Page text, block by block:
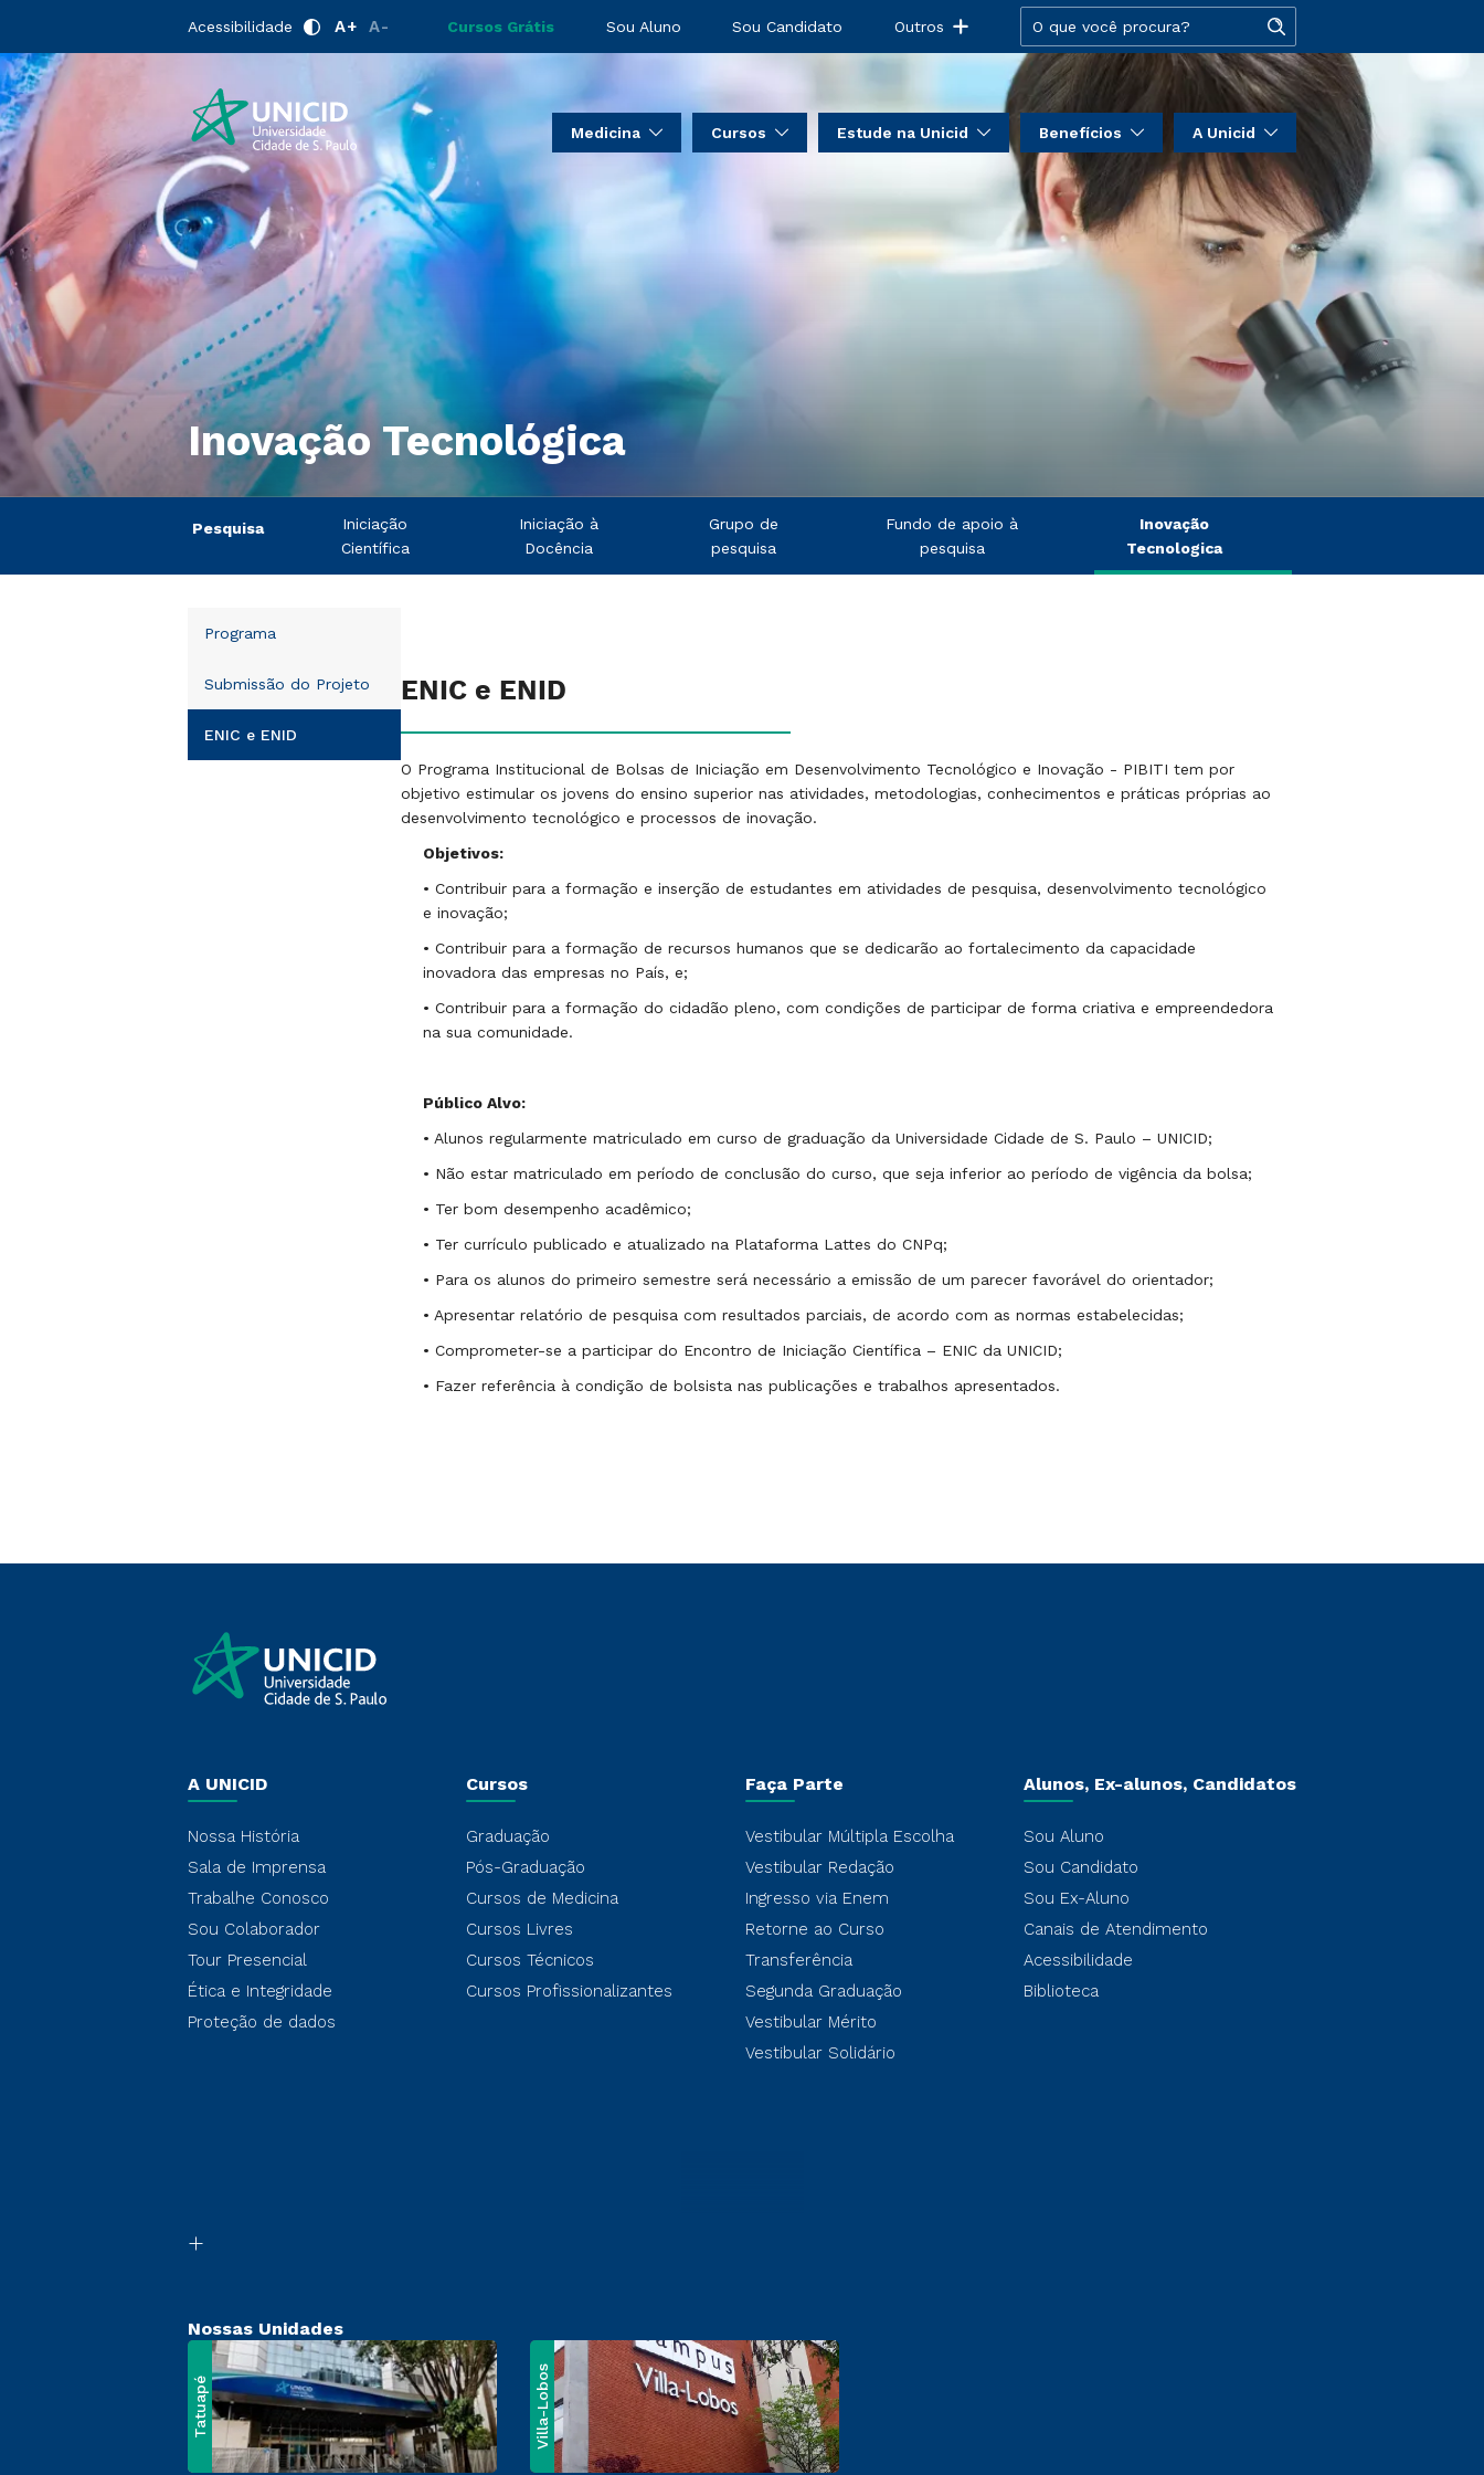
Acessibilidade A+ A- Cursos Grátis Sou Aluno Sou Candidato Outros
Medicina Cursos Estude na Unicid Benefícios A Unicid
Inovação Tecnológica
Pesquisa
Iniciação
Científica
Iniciação à
Docência
Grupo de
pesquisa
Fundo de apoio à
pesquisa
Inovação
Tecnologica
Programa
Submissão do Projeto
ENIC e ENID
ENIC e ENID
O Programa Institucional de Bolsas de Iniciação em Desenvolvimento Tecnológico e Inovação - PIBITI tem por
objetivo estimular os jovens do ensino superior nas atividades, metodologias, conhecimentos e práticas próprias ao
desenvolvimento tecnológico e processos de inovação.
Objetivos:
• Contribuir para a formação e inserção de estudantes em atividades de pesquisa, desenvolvimento tecnológico
e inovação;
• Contribuir para a formação de recursos humanos que se dedicarão ao fortalecimento da capacidade
inovadora das empresas no País, e;
• Contribuir para a formação do cidadão pleno, com condições de participar de forma criativa e empreendedora
na sua comunidade.
Público Alvo:
• Alunos regularmente matriculado em curso de graduação da Universidade Cidade de S. Paulo – UNICID;
• Não estar matriculado em período de conclusão do curso, que seja inferior ao período de vigência da bolsa;
• Ter bom desempenho acadêmico;
• Ter currículo publicado e atualizado na Plataforma Lattes do CNPq;
• Para os alunos do primeiro semestre será necessário a emissão de um parecer favorável do orientador;
• Apresentar relatório de pesquisa com resultados parciais, de acordo com as normas estabelecidas;
• Comprometer-se a participar do Encontro de Iniciação Científica – ENIC da UNICID;
• Fazer referência à condição de bolsista nas publicações e trabalhos apresentados.
A UNICID
Nossa História
Sala de Imprensa
Trabalhe Conosco
Sou Colaborador
Tour Presencial
Ética e Integridade
Proteção de dados
Cursos
Graduação
Pós-Graduação
Cursos de Medicina
Cursos Livres
Cursos Técnicos
Cursos Profissionalizantes
Faça Parte
Vestibular Múltipla Escolha
Vestibular Redação
Ingresso via Enem
Retorne ao Curso
Transferência
Segunda Graduação
Vestibular Mérito
Vestibular Solidário
Alunos, Ex-alunos, Candidatos
Sou Aluno
Sou Candidato
Sou Ex-Aluno
Canais de Atendimento
Acessibilidade
Biblioteca
Nossas Unidades
Tatuapé Villa-Lobos